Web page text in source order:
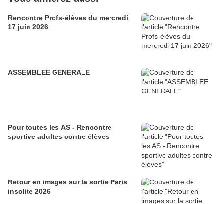
Rencontre Profs-élèves du mercredi
17 juin 2026
ASSEMBLEE GENERALE
Pour toutes les AS - Rencontre
sportive adultes contre élèves
Retour en images sur la sortie Paris
insolite 2026